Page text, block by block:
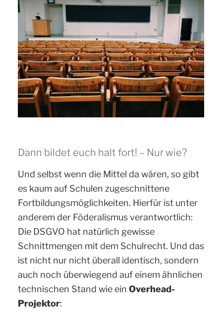
Dann bildet euch halt fort! – Nur wie?
Und selbst wenn die Mittel da wären, so gibt
es kaum auf Schulen zugeschnittene
Fortbildungsmöglichkeiten. Hierfür ist unter
anderem der Föderalismus verantwortlich:
Die DSGVO hat natürlich gewisse
Schnittmengen mit dem Schulrecht. Und das
ist nicht nur nicht überall identisch, sondern
auch noch überwiegend auf einem ähnlichen
technischen Stand wie ein Overhead-
Projektor: